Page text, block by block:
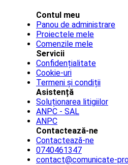
Contul meu
Panou de administrare
Proiectele mele
Comenzile mele
Servicii
Confidențialitate
Cookie-uri
Termeni și condiții
Asistență
Soluționarea litigiilor
ANPC - SAL
ANPC
Contactează-ne
Contactează-ne
0740461347
contact@comunicate-